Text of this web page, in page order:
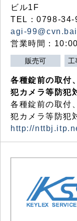
ビル1F
TEL：0798-
agi-
営業時間：
販売可 工
各種錠前の取付
犯カメラ等防犯
各種錠前の取付
犯カメラ等防犯
http://